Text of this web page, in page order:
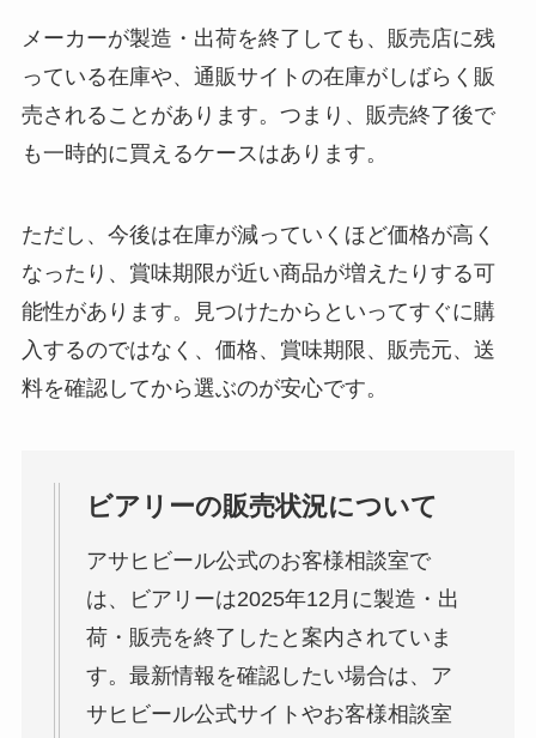
メーカーが製造・出荷を終了しても、販売店に残
っている在庫や、通販サイトの在庫がしばらく販
売されることがあります。つまり、販売終了後で
も一時的に買えるケースはあります。
ただし、今後は在庫が減っていくほど価格が高く
なったり、賞味期限が近い商品が増えたりする可
能性があります。見つけたからといってすぐに購
入するのではなく、価格、賞味期限、販売元、送
料を確認してから選ぶのが安心です。
ビアリーの販売状況について
アサヒビール公式のお客様相談室で
は、ビアリーは2025年12月に製造・出
荷・販売を終了したと案内されていま
す。最新情報を確認したい場合は、ア
サヒビール公式サイトやお客様相談室